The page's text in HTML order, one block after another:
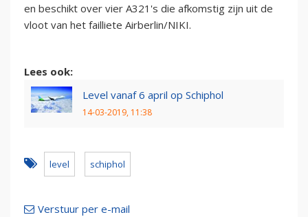
en beschikt over vier A321's die afkomstig zijn uit de
vloot van het failliete Airberlin/NIKI.
Lees ook:
Level vanaf 6 april op Schiphol
14-03-2019, 11:38
level schiphol
Verstuur per e-mail